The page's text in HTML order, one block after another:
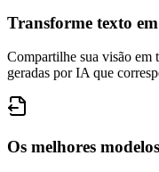
Transforme texto
Compartilhe sua visão em
geradas por IA que
Os melhores